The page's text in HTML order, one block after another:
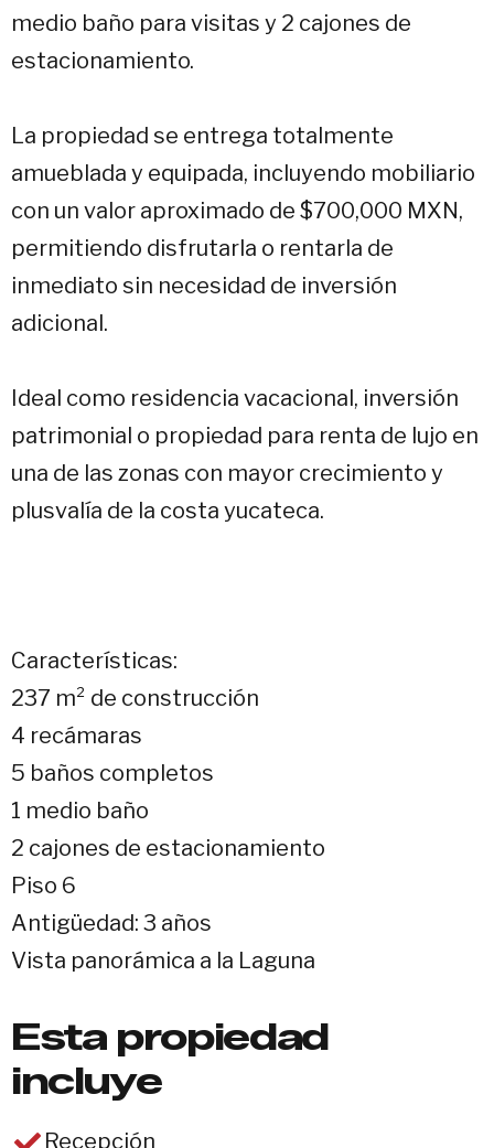
medio baño para visitas y 2 cajones de
estacionamiento.
La propiedad se entrega totalmente
amueblada y equipada, incluyendo mobiliario
con un valor aproximado de $700,000 MXN,
permitiendo disfrutarla o rentarla de
inmediato sin necesidad de inversión
adicional.
Ideal como residencia vacacional, inversión
patrimonial o propiedad para renta de lujo en
una de las zonas con mayor crecimiento y
plusvalía de la costa yucateca.
Características:
237 m² de construcción
4 recámaras
5 baños completos
1 medio baño
2 cajones de estacionamiento
Piso 6
Antigüedad: 3 años
Vista panorámica a la Laguna
Esta propiedad
incluye
Recepción